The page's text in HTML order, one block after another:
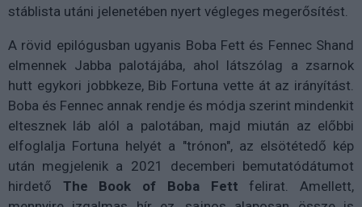
stáblista utáni jelenetében nyert végleges megerősítést.
A rövid epilógusban ugyanis Boba Fett és Fennec Shand
elmennek Jabba palotájába, ahol látszólag a zsarnok
hutt egykori jobbkeze, Bib Fortuna vette át az irányítást.
Boba és Fennec annak rendje és módja szerint mindenkit
eltesznek láb alól a palotában, majd miután az előbbi
elfoglalja Fortuna helyét a "trónon", az elsötétedő kép
után megjelenik a 2021 decemberi bemutatódátumot
hirdető The Book of Boba Fett felirat. Amellett,